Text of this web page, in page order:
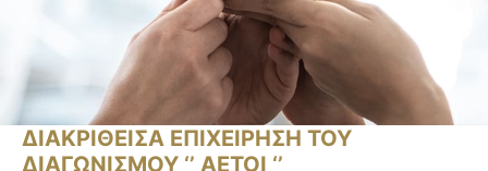
ΔΙΑΚΡΙΘΕΙΣΑ ΕΠΙΧΕΙΡΗΣΗ ΤΟΥ
ΔΙΑΓΩΝΙΣΜΟΥ ‘’ ΑΕΤΟΙ ‘’